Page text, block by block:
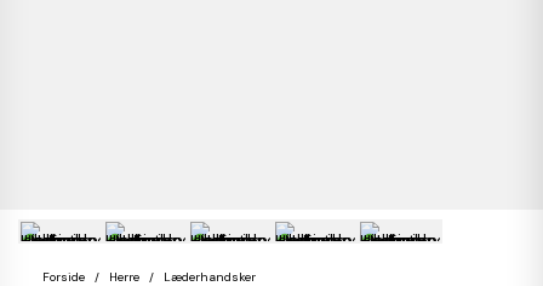
Forside Herre Læderhandsker